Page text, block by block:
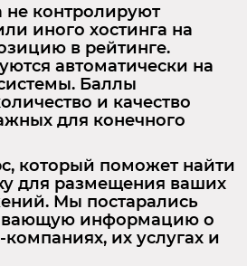
не контролируют
иного хостинга на
в рейтинге.
автоматически на
Баллы
и качество
для конечного
который поможет найти
для размещения ваших
Мы постарались
информацию о
их услугах и